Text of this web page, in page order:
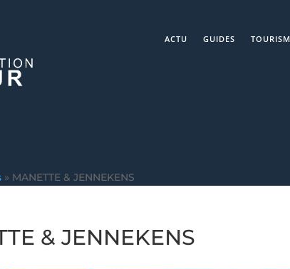
ACTU GUIDES
» MANETTE & JENNEKENS
& JENNEKENS